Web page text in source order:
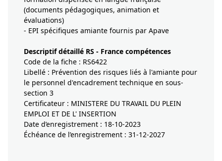
(documents pédagogiques, animation et
évaluations)
- EPI spécifiques amiante fournis par Apave
Descriptif détaillé RS - France compétences
Code de la fiche : RS6422
Libellé : Prévention des risques liés à l'amiante pour
le personnel d'encadrement technique en sous-
section 3
Certificateur : MINISTERE DU TRAVAIL DU PLEIN
EMPLOI ET DE L' INSERTION
Date d’enregistrement : 18-10-2023
Échéance de l’enregistrement : 31-12-2027